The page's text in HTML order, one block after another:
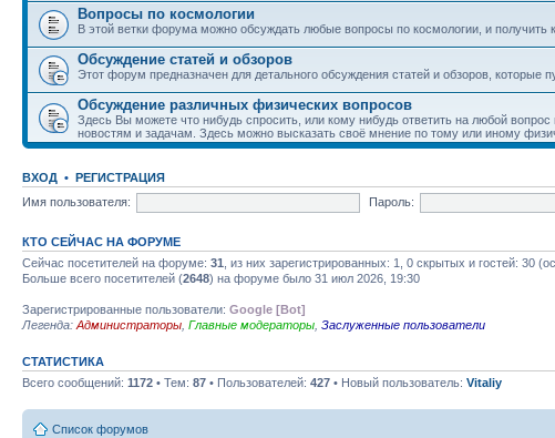
Вопросы по космологии
В этой ветки форума можно обсуждать любые вопросы по космологии, и получить
Обсуждение статей и обзоров
Этот форум предназначен для детального обсуждения статей и обзоров, которые
Обсуждение различных физических вопросов
Здесь Вы можете что нибудь спросить, или кому нибудь ответить на любой вопрос
новостям и задачам. Здесь можно высказать своё мнение по тому или иному
ВХОД • РЕГИСТРАЦИЯ
Имя пользователя:
Пароль:
КТО СЕЙЧАС НА ФОРУМЕ
Сейчас посетителей на форуме: 31 , из них зарегистрированных: 1, 0 скрытых и гостей: 30
Больше всего посетителей (2648) на форуме было 31 июл 2026, 19:30
Зарегистрированные пользователи: Google [Bot]
Легенда: Администраторы Главные модераторы Заслуженные пользователи
СТАТИСТИКА
Всего сообщений: 1172 • Тем: 87 • Пользователей: 427 • Новый пользователь: Vitaliy
Список форумов